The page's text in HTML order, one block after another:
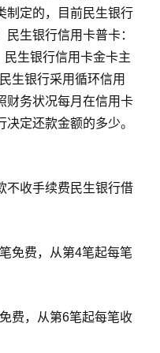
制定的，目前民生银行
生银行信用卡普卡：
生银行信用卡金卡主
生银行采用循环信用
财务状况每月在信用卡
定还款金额的多少。
不收手续费民生银行借
免费，从第4笔起每笔
费，从第6笔起每笔收